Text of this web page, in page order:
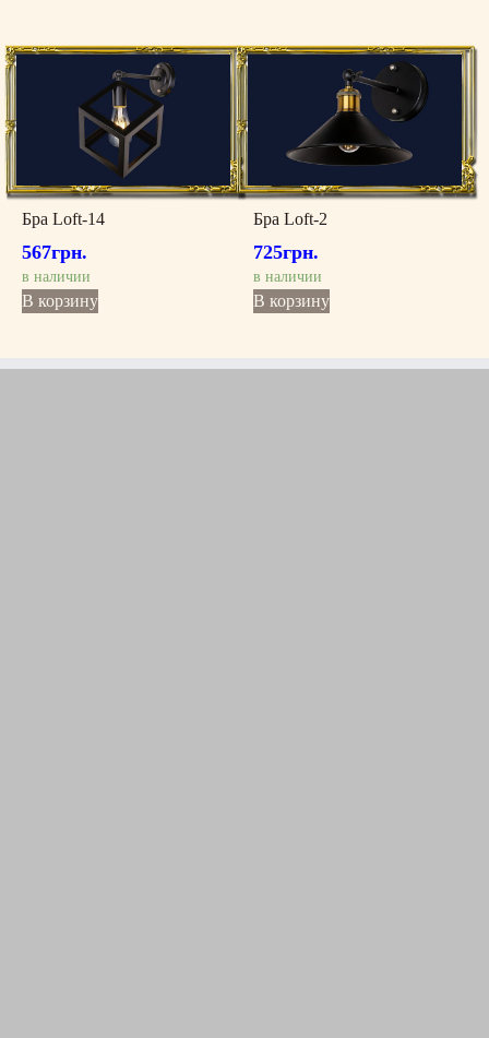
Бра Loft-14
567грн.
в наличии
В корзину
Бра Loft-2
725грн.
в наличии
В корзину